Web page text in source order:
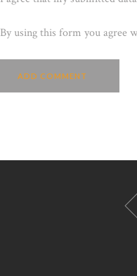
By using this form you agree